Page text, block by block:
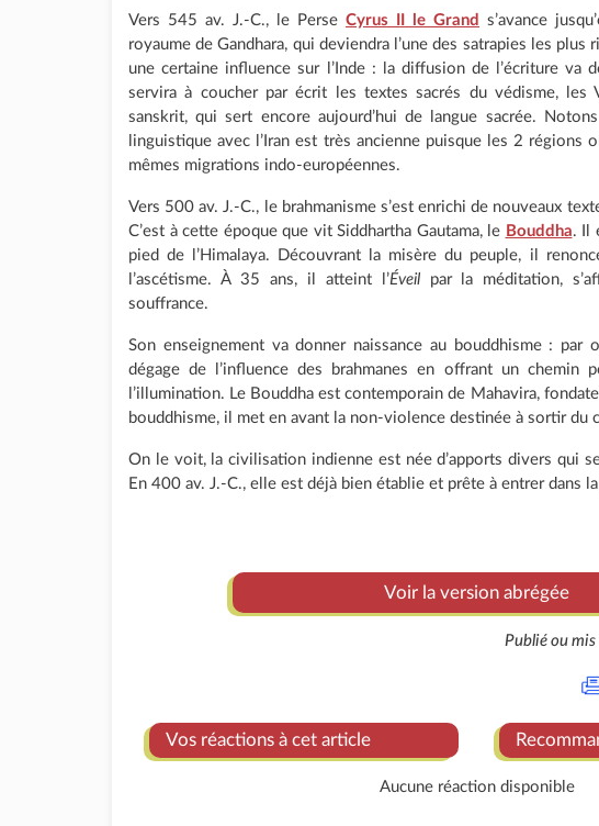
Vers 545 av. J.-C., le Perse Cyrus II le Grand
s’avance
royaume de Gandhara, qui deviendra l’une des satrapies les plus
une certaine influence sur l’Inde : la diffusion de l’écriture va
servira à coucher par écrit les textes sacrés du védisme, les
sanskrit, qui sert encore aujourd’hui de langue sacrée.
linguistique avec l’Iran est très ancienne puisque les 2 régions
mêmes migrations indo-européennes.
Vers 500 av. J.-C., le brahmanisme s’est enrichi de nouveaux
C’est à cette époque que vit Siddhartha Gautama, le Bouddha. Il
pied de l’Himalaya. Découvrant la misère du peuple, il
l’ascétisme. À 35 ans, il atteint l’Éveilpar la méditation,
souffrance.
Son enseignement va donner naissance au bouddhisme : par
dégage de l’influence des brahmanes en offrant un chemin
l’illumination. Le Bouddha est contemporain de Mahavira,
bouddhisme, il met en avant la non-violence destinée à sortir du
On le voit, la civilisation indienne est née d’apports divers qui
En 400 av. J.-C., elle est déjà bien établie et prête à entrer dans
Voir la version abrégée
Publié ou
Vos réactions à cet article
Aucune réaction disponible